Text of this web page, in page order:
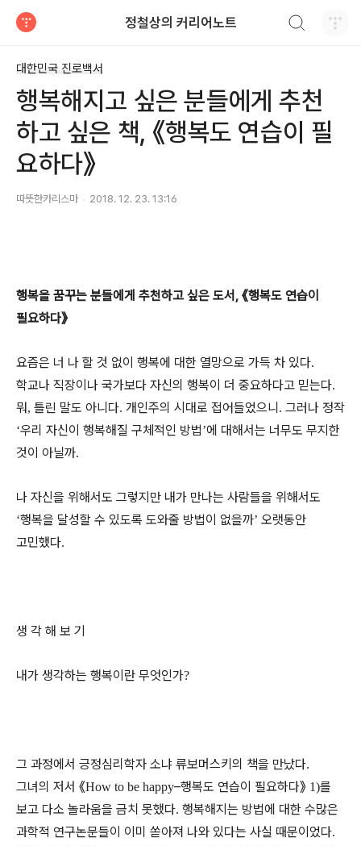
정철상의 커리어노트
대한민국 진로백서
행복해지고 싶은 분들에게 추천
하고 싶은 책, 《행복도 연습이 필
요하다》
따뜻한카리스마 2018. 12. 23. 13:16
행복을 꿈꾸는 분들에게 추천하고 싶은 도서, 《행복도 연습이
필요하다》
요즘은 너 나 할 것 없이 행복에 대한 열망으로 가득 차 있다.
학교나 직장이나 국가보다 자신의 행복이 더 중요하다고 믿는다.
뭐, 틀린 말도 아니다. 개인주의 시대로 접어들었으니 . 그러나 정작
‘우리 자신이 행복해질 구체적인 방법’에 대해서는 너무도 무지한
것이 아닐까.
나 자신을 위해서도 그렇지만 내가 만나는 사람들을 위해서도
‘행복을 달성할 수 있도록 도와줄 방법이 없을까’ 오랫동안
고민했다.
생 각 해 보 기
내가 생각하는 행복이란 무엇인가?
그 과정에서 긍정심리학자 소냐 류보머스키의 책을 만났다.
그녀의 저서 《How to be happy–행복도 연습이 필요하다》 1)를
보고 다소 놀라움을 금치 못했다. 행복해지는 방법에 대한 수많은
과학적 연구논문들이 이미 쏟아져 나와 있다는 사실 때문이었다.